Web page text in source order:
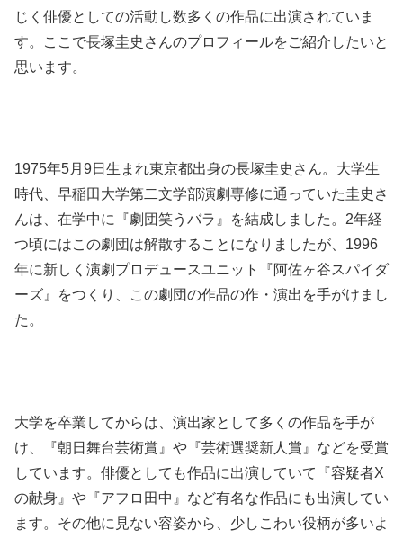
じく俳優としての活動し数多くの作品に出演されていま
す。ここで長塚圭史さんのプロフィールをご紹介したいと
思います。
1975年5月9日生まれ東京都出身の長塚圭史さん。大学生
時代、早稲田大学第二文学部演劇専修に通っていた圭史さ
んは、在学中に『劇団笑うバラ』を結成しました。2年経
つ頃にはこの劇団は解散することになりましたが、1996
年に新しく演劇プロデュースユニット『阿佐ヶ谷スパイダ
ーズ』をつくり、この劇団の作品の作・演出を手がけまし
た。
大学を卒業してからは、演出家として多くの作品を手が
け、『朝日舞台芸術賞』や『芸術選奨新人賞』などを受賞
しています。俳優としても作品に出演していて『容疑者X
の献身』や『アフロ田中』など有名な作品にも出演してい
ます。その他に見ない容姿から、少しこわい役柄が多いよ